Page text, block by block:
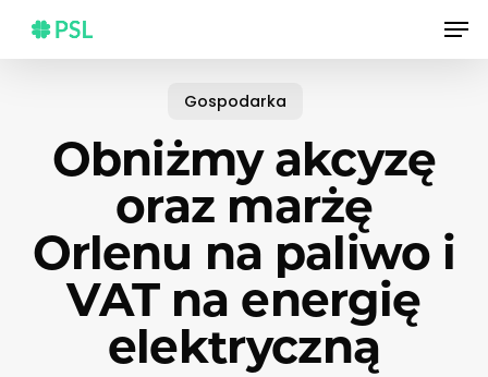
main
Gospodarka
Obniżmy akcyzę
oraz marżę
Orlenu na paliwo i
VAT na energię
elektryczną